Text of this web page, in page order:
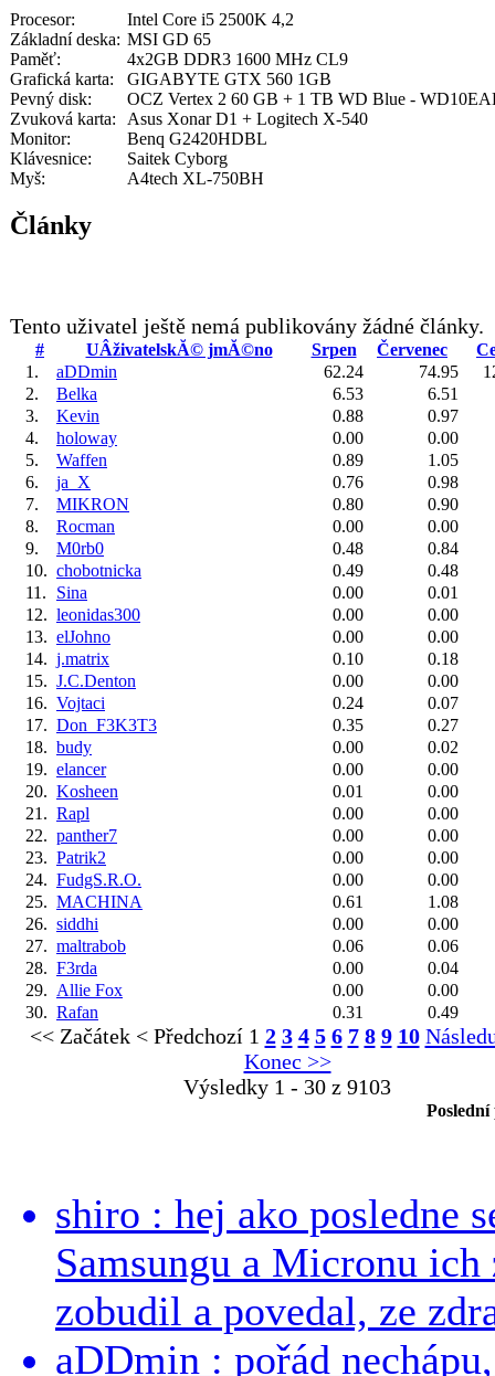
Procesor:
Intel Core i5 2500K 4,2
Základní deska: MSI GD 65
Paměť:
4x2GB DDR3 1600 MHz CL9
Grafická karta:
GIGABYTE GTX 560 1GB
Pevný disk:
OCZ Vertex 2 60 GB + 1 TB WD Blue -
Zvuková karta:
Asus Xonar D1 + Logitech X-540
Monitor:
Benq G2420HDBL
Klávesnice:
Saitek Cyborg
Myš:
A4tech XL-750BH
Články
Tento uživatel ještě nemá publikovány žádné články.
# UÂživatelskĂ© jmĂ©no Srpen Červenec
1.
aDDmin 62.24 74.95
2.
Belka 6.53
6.51
3.
Kevin 0.88
0.97
4.
holoway 0.00
0.00
5.
Waffen 0.89
1.05
6.
ja_X 0.76
0.98
7.
MIKRON 0.80
0.90
8.
Rocman 0.00
0.00
9.
M0rb0 0.48
0.84
10. chobotnicka 0.49
0.48
11.
Sina 0.00
0.01
12. leonidas300 0.00
0.00
13. elJohno 0.00
0.00
14. j.matrix 0.10
0.18
15. J.C.Denton 0.00
0.00
16. Vojtaci 0.24
0.07
17. Don_F3K3T3 0.35
0.27
18. budy 0.00
0.02
19. elancer 0.00
0.00
20. Kosheen 0.01
0.00
21. Rapl 0.00
0.00
22. panther7 0.00
0.00
23. Patrik2 0.00
0.00
24. FudgS.R.O. 0.00
0.00
25. MACHINA 0.61
1.08
26. siddhi 0.00
0.00
27. maltrabob 0.06
0.06
28. F3rda 0.00
0.04
29. Allie Fox 0.00
0.00
30. Rafan 0.31 0.49
<< Začátek < Předchozí 1 2 3 4 5 6 7 8 9 10
Konec >>
Výsledky 1 - 30 z 9103
shiro : hej ako posledne
Samsungu a Micronu
zobudil a povedal, ze
aDDmin : pořád